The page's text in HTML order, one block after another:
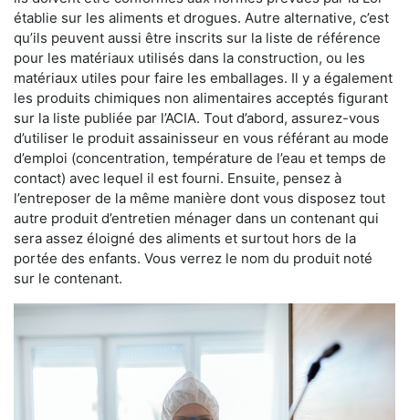
établie sur les aliments et drogues. Autre alternative, c’est
qu’ils peuvent aussi être inscrits sur la liste de référence
pour les matériaux utilisés dans la construction, ou les
matériaux utiles pour faire les emballages. Il y a également
les produits chimiques non alimentaires acceptés figurant
sur la liste publiée par l’ACIA. Tout d’abord, assurez-vous
d’utiliser le produit assainisseur en vous référant au mode
d’emploi (concentration, température de l’eau et temps de
contact) avec lequel il est fourni. Ensuite, pensez à
l’entreposer de la même manière dont vous disposez tout
autre produit d’entretien ménager dans un contenant qui
sera assez éloigné des aliments et surtout hors de la
portée des enfants. Vous verrez le nom du produit noté
sur le contenant.